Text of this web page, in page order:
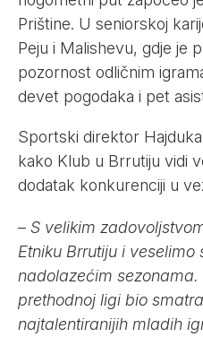
Prištine. U seniorskoj
Peju i Malishevu, gdje je
pozornost odličnim
devet pogodaka i pet
Sportski direktor
kako Klub u Brrutiju vidi
dodatak konkurenciji u
– S velikim
Etniku Brrutiju i
nadolazećim sezonama.
prethodnoj ligi bio
najtalentiranijih mladih